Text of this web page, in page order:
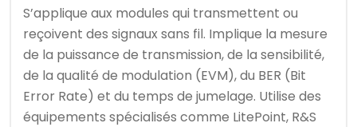
S’applique aux modules qui transmettent ou
reçoivent des signaux sans fil. Implique la mesure
de la puissance de transmission, de la sensibilité,
de la qualité de modulation (EVM), du BER (Bit
Error Rate) et du temps de jumelage. Utilise des
équipements spécialisés comme LitePoint, R&S